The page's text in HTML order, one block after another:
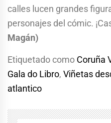
calles lucen grandes
personajes del cómic.
Magán)
Etiquetado como Coruña
Gala do Libro, Viñetas
atlantico